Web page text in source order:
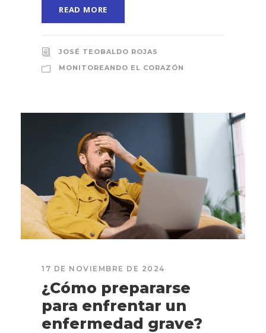
READ MORE
JOSÉ TEOBALDO ROJAS
MONITOREANDO EL CORAZÓN
17 DE NOVIEMBRE DE 2024
¿Cómo prepararse
para enfrentar un
enfermedad grave?